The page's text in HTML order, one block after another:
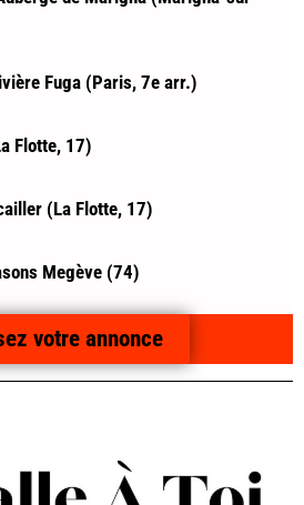
Fuga (Paris, 7e arr.)
Flotte, 17)
(La Flotte, 17)
Megève (74)
votre annonce